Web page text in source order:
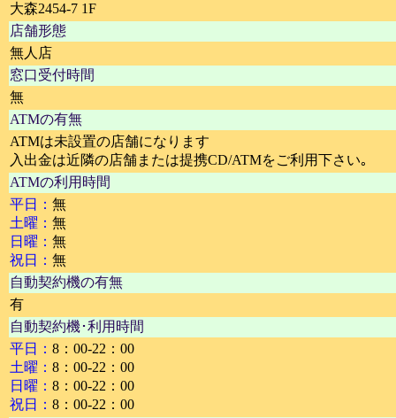
大森2454-7 1F
店舗形態
無人店
窓口受付時間
無
ATMの有無
ATMは未設置の店舗になります
入出金は近隣の店舗または提携CD/ATMをご利用下さい｡
ATMの利用時間
平日： 無
土曜： 無
日曜： 無
祝日： 無
自動契約機の有無
有
自動契約機･利用時間
平日： 8：00-22：00
土曜： 8：00-22：00
日曜： 8：00-22：00
祝日： 8：00-22：00